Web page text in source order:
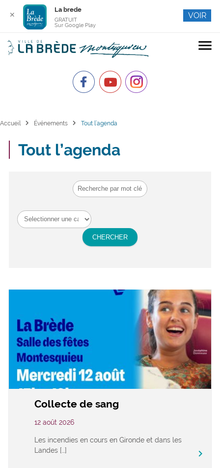
menu
Accueil chevron_right Événements chevron_right Tout l’agenda
Tout l’agenda
Collecte de sang
12 août 2026
Les incendies en cours en Gironde et dans les
Landes […]
keyboard_arrow_right
✕
La brede
GRATUIT
Sur Google Play
VOIR